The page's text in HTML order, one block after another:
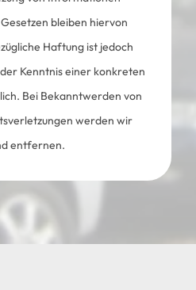
bleiben hiervon
Haftung ist jedoch
Kenntnis einer konkreten
Bei Bekanntwerden von
werden wir
entfernen.